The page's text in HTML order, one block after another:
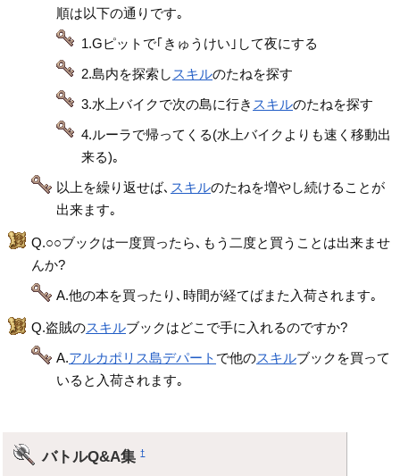
順は以下の通りです｡
1.Gピットで｢きゅうけい｣して夜にする
2.島内を探索し スキルのたねを探す
3.水上バイクで次の島に行き スキルのたねを探す
4.ルーラで帰ってくる(水上バイクよりも速く移動出
来る)｡
以上を繰り返せば､ スキルのたねを増やし続けることが
出来ます｡
Q.○○ブックは一度買ったら､もう二度と買うことは出来ませ
んか?
A.他の本を買ったり､時間が経てばまた入荷されます｡
Q.盗賊のスキルブックはどこで手に入れるのですか?
A.アルカポリス島デパート で他のスキルブックを買って
いると入荷されます｡
バトルQ&A集†